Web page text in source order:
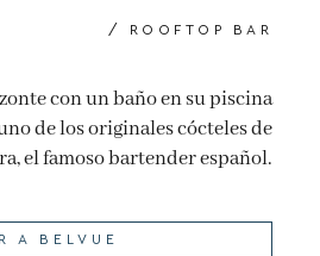
/ ROOFTOP BAR
con un baño en su piscina
de los originales cócteles de
el famoso bartender español.
A BELVUE